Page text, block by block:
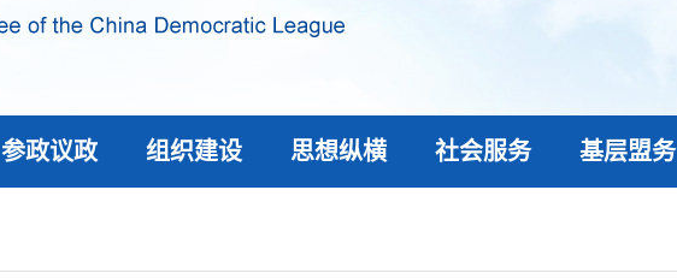
参政议政 组织建设 思想纵横 社会服务 基层盟务